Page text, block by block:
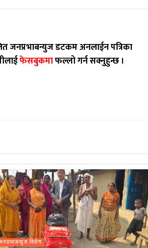
जनप्रभाबन्युज डटकम अनलाईन पत्रिका
फेसबुकमाफल्लो गर्न सक्नुहुन्छ ।
विशेष